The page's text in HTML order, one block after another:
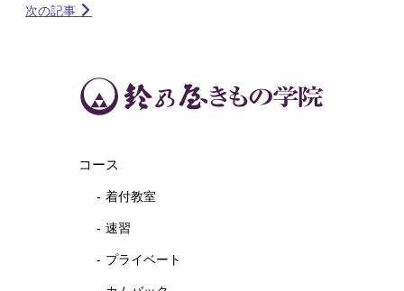
次の記事
コース
着付教室
速習
プライベート